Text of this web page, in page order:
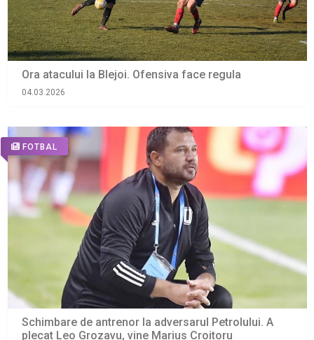
Ora atacului la Blejoi. Ofensiva face regula
04.03.2026
FOTBAL
Schimbare de antrenor la adversarul Petrolului. A
plecat Leo Grozavu, vine Marius Croitoru